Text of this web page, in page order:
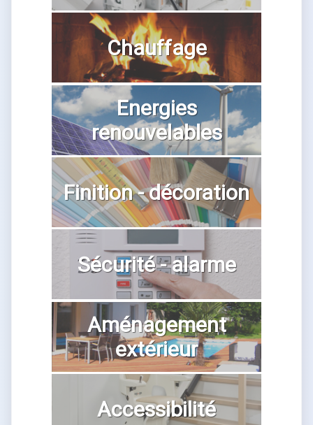
Chauffage
Energies
renouvelables
Finition - décoration
Sécurité - alarme
Aménagement
extérieur
Accessibilité